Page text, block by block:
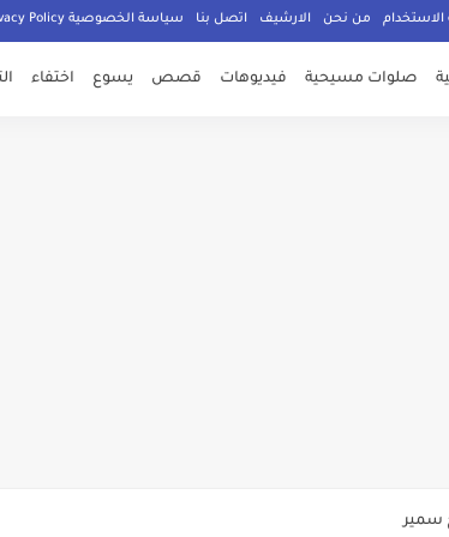
الاستخدام من نحن الارشيف اتصل بنا سياسة الخصوصية Privacy Policy
صلوات مسيحية فيديوهات قصص يسوع اختفاء
اجمع